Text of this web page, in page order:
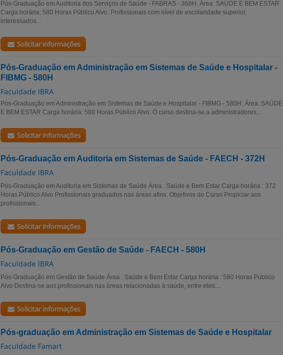
Pós-Graduação em Auditoria dos Serviços de Saúde - FABRAS - 368H. Área: SAÚDE E BEM ESTAR
Carga horária: 580 Horas Público Alvo. Profissionais com nível de escolaridade superior,
interessados...
Solicitar informações
Pós-Graduação em Administração em Sistemas de Saúde e Hospitalar -
FIBMG - 580H
Faculdade IBRA
Pós-Graduação em Administração em Sistemas de Saúde e Hospitalar - FIBMG - 580H. Área: SAÚDE
E BEM ESTAR Carga horária: 580 Horas Público Alvo. O curso destina-se a administradores,...
Solicitar informações
Pós-Graduação em Auditoria em Sistemas de Saúde - FAECH - 372H
Faculdade IBRA
Pós-Graduação em Auditoria em Sistemas de Saúde Área : Saúde e Bem Estar Carga horária : 372
Horas Público Alvo Profissionais graduados nas áreas afins. Objetivos do Curso Propiciar aos
profissionais...
Solicitar informações
Pós-Graduação em Gestão de Saúde - FAECH - 580H
Faculdade IBRA
Pós-Graduação em Gestão de Saúde Área : Saúde e Bem Estar Carga horária : 580 Horas Público
Alvo Destina-se aos profissionais nas áreas relacionadas à saúde, entre eles:...
Solicitar informações
Pós-graduação em Administração em Sistemas de Saúde e Hospitalar
Faculdade Famart